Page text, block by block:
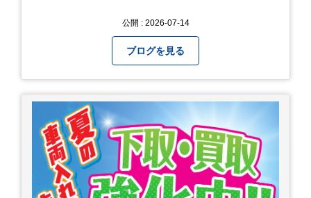
公開 : 2026-07-14
ブログを見る